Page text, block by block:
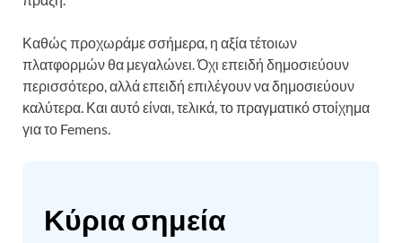
Καθώς προχωράμε σσήμερα, η αξία τέτοιων
πλατφορμών θα μεγαλώνει. Όχι επειδή δημοσιεύουν
περισσότερο, αλλά επειδή επιλέγουν να δημοσιεύουν
καλύτερα. Και αυτό είναι, τελικά, το πραγματικό στοίχημα
για το Femens.
Κύρια σημεία